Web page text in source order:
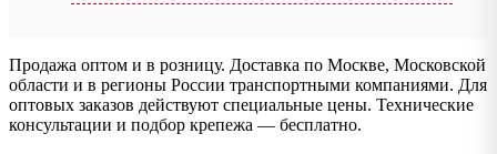
Продажа оптом и в розницу. Доставка по Москве, Московской
области и в регионы России транспортными компаниями. Для
оптовых заказов действуют специальные цены. Технические
консультации и подбор крепежа — бесплатно.